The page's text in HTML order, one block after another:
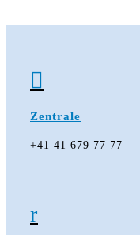

Zentrale
+41 41 679 77 77
r